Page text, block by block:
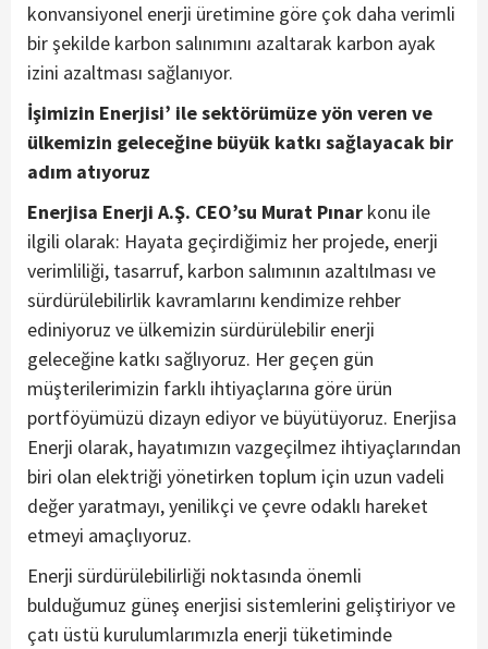
konvansiyonel enerji üretimine göre çok daha verimli
bir şekilde karbon salınımını azaltarak karbon ayak
izini azaltması sağlanıyor.
İşimizin Enerjisi’ ile sektörümüze yön veren ve
ülkemizin geleceğine büyük katkı sağlayacak bir
adım atıyoruz
Enerjisa Enerji A.Ş. CEO’su Murat Pınar konu ile
ilgili olarak: Hayata geçirdiğimiz her projede, enerji
verimliliği, tasarruf, karbon salımının azaltılması ve
sürdürülebilirlik kavramlarını kendimize rehber
ediniyoruz ve ülkemizin sürdürülebilir enerji
geleceğine katkı sağlıyoruz. Her geçen gün
müşterilerimizin farklı ihtiyaçlarına göre ürün
portföyümüzü dizayn ediyor ve büyütüyoruz. Enerjisa
Enerji olarak, hayatımızın vazgeçilmez ihtiyaçlarından
biri olan elektriği yönetirken toplum için uzun vadeli
değer yaratmayı, yenilikçi ve çevre odaklı hareket
etmeyi amaçlıyoruz.
Enerji sürdürülebilirliği noktasında önemli
bulduğumuz güneş enerjisi sistemlerini geliştiriyor ve
çatı üstü kurulumlarımızla enerji tüketiminde